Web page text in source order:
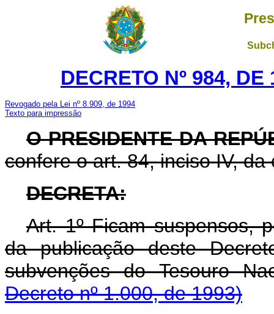
DECRETO Nº 984,
Revogado pela Lei nº 8.909, de 1994
Texto para impressão
O PRESIDENTE DA
confere o art. 84, inciso IV, da
DECRETA:
Art. 1º Ficam suspensos,
da publicação deste
subvenções do Tesouro
Decreto nº 1.000, de 1993)